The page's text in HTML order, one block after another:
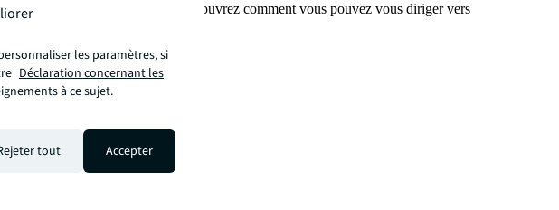
intelligente et humaine. Découvrez comment vous pouvez vous diriger vers
les paramètres, si
Déclaration concernant les
à ce sujet.
tout Accepter